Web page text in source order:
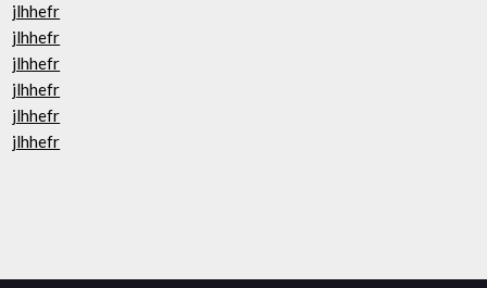
jlhhefr
jlhhefr
jlhhefr
jlhhefr
jlhhefr
jlhhefr